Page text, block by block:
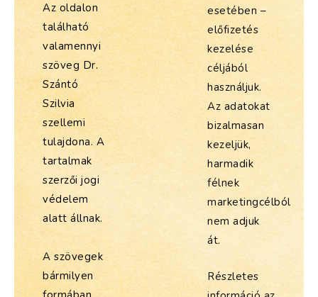
Az oldalon
található
valamennyi
szöveg Dr.
Szántó
Szilvia
szellemi
tulajdona. A
tartalmak
szerzői jogi
védelem
alatt állnak.
A szövegek
bármilyen
esetében –
előfizetés
kezelése
céljából
használjuk.
Az adatokat
bizalmasan
kezeljük,
harmadik
félnek
marketingcélból
nem adjuk
át.
Részletes